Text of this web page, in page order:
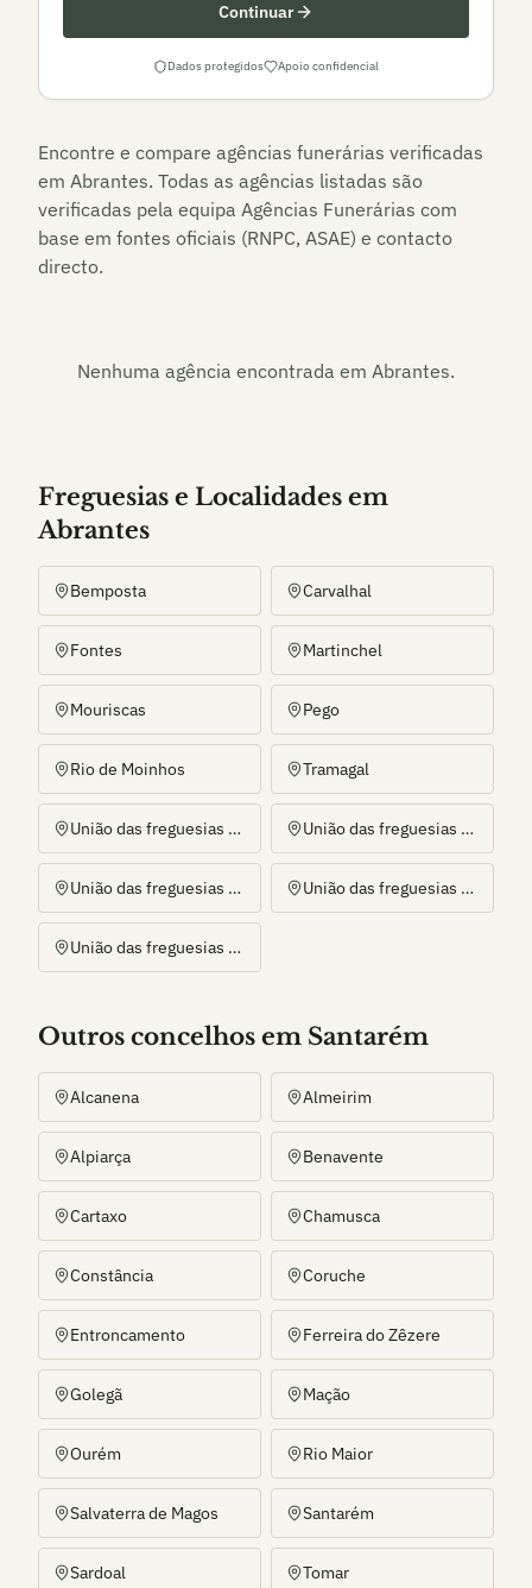
Continuar
Dados protegidos Apoio confidencial
Encontre e compare agências funerárias verificadas
em Abrantes. Todas as agências listadas são
verificadas pela equipa Agências Funerárias com
base em fontes oficiais (RNPC, ASAE) e contacto
directo.
Nenhuma agência encontrada em Abrantes.
Freguesias e Localidades em
Abrantes
Bemposta Carvalhal
Fontes Martinchel
Mouriscas Pego
Rio de Moinhos Tramagal
União das freguesias de Abrantes (São Vicente e São João) e Alferrarede União das freguesias de Aldeia do Mato e Souto
União das freguesias de Alvega e Concavada União das freguesias de São Facundo e Vale das Mós
União das freguesias de São Miguel do Rio Torto e Rossio ao Sul do Tejo
Outros concelhos em Santarém
Alcanena Almeirim
Alpiarça Benavente
Cartaxo Chamusca
Constância Coruche
Entroncamento Ferreira do Zêzere
Golegã Mação
Ourém Rio Maior
Salvaterra de Magos Santarém
Sardoal Tomar